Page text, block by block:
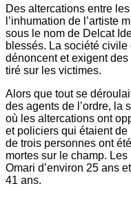
Des altercations entre
l’inhumation de l’artiste
sous le nom de Delcat
blessés. La société
dénoncent et exigent
tiré sur les victimes.
Alors que tout se
des agents de l’ordre, la
où les altercations ont
et policiers qui étaient
de trois personnes ont
mortes sur le champ.
Omari d’environ 25 ans
41 ans.